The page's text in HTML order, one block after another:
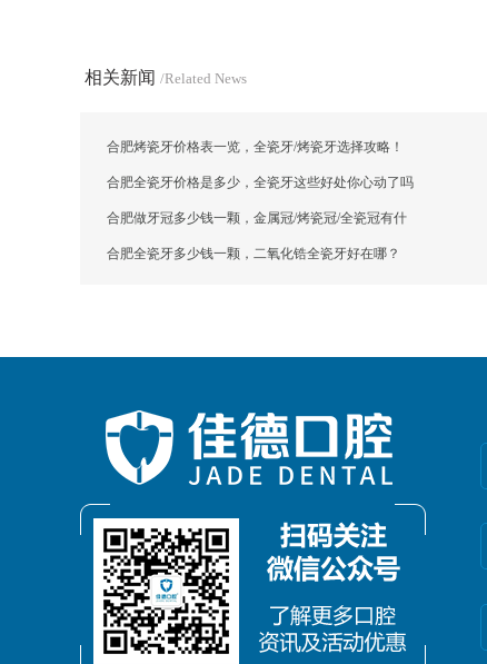
相关新闻 /Related News
合肥烤瓷牙价格表一览，全瓷牙/烤瓷牙选择攻略！
合肥全瓷牙价格是多少，全瓷牙这些好处你心动了吗
合肥做牙冠多少钱一颗，金属冠/烤瓷冠/全瓷冠有什
合肥全瓷牙多少钱一颗，二氧化锆全瓷牙好在哪？